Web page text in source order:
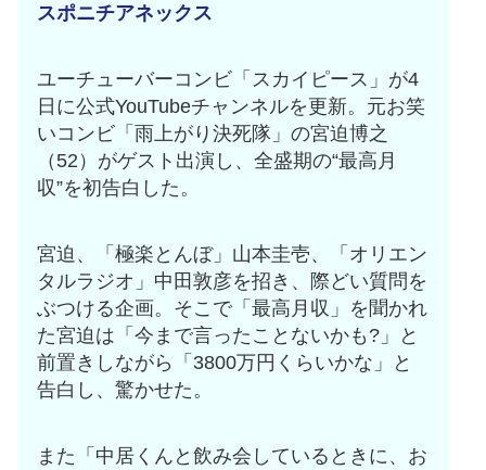
スポニチアネックス
ユーチューバーコンビ「スカイピース」が4
日に公式YouTubeチャンネルを更新。元お笑
いコンビ「雨上がり決死隊」の宮迫博之
（52）がゲスト出演し、全盛期の“最高月
収”を初告白した。
宮迫、「極楽とんぼ」山本圭壱、「オリエン
タルラジオ」中田敦彦を招き、際どい質問を
ぶつける企画。そこで「最高月収」を聞かれ
た宮迫は「今まで言ったことないかも?」と
前置きしながら「3800万円くらいかな」と
告白し、驚かせた。
また「中居くんと飲み会しているときに、お